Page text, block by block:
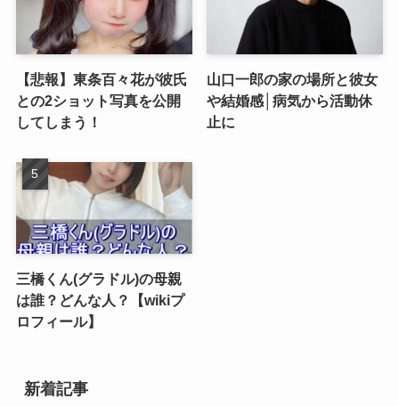
【悲報】東条百々花が彼氏
との2ショット写真を公開
してしまう！
山口一郎の家の場所と彼女
や結婚感│病気から活動休
止に
三橋くん(グラドル)の母親
は誰？どんな人？【wikiプ
ロフィール】
新着記事